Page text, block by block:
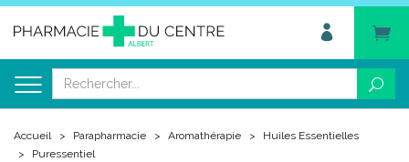
Accueil Parapharmacie Aromathérapie
Huiles Essentielles
Puressentiel